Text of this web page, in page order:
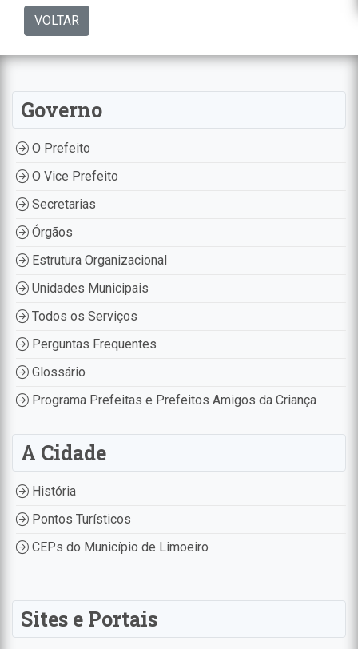
VOLTAR
Governo
O Prefeito
O Vice Prefeito
Secretarias
Órgãos
Estrutura Organizacional
Unidades Municipais
Todos os Serviços
Perguntas Frequentes
Glossário
Programa Prefeitas e Prefeitos Amigos da Criança
A Cidade
História
Pontos Turísticos
CEPs do Município de Limoeiro
Sites e Portais